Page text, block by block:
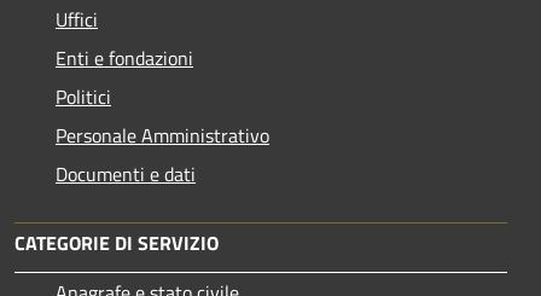
Uffici
Enti e fondazioni
Politici
Personale Amministrativo
Documenti e dati
CATEGORIE DI SERVIZIO